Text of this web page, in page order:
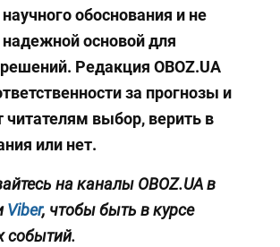
обоснования и не
основой для
Редакция OBOZ.UA
за прогнозы и
читателям выбор, верить в
или нет.
на каналы OBOZ.UA в
Viber, чтобы быть в курсе
событий.